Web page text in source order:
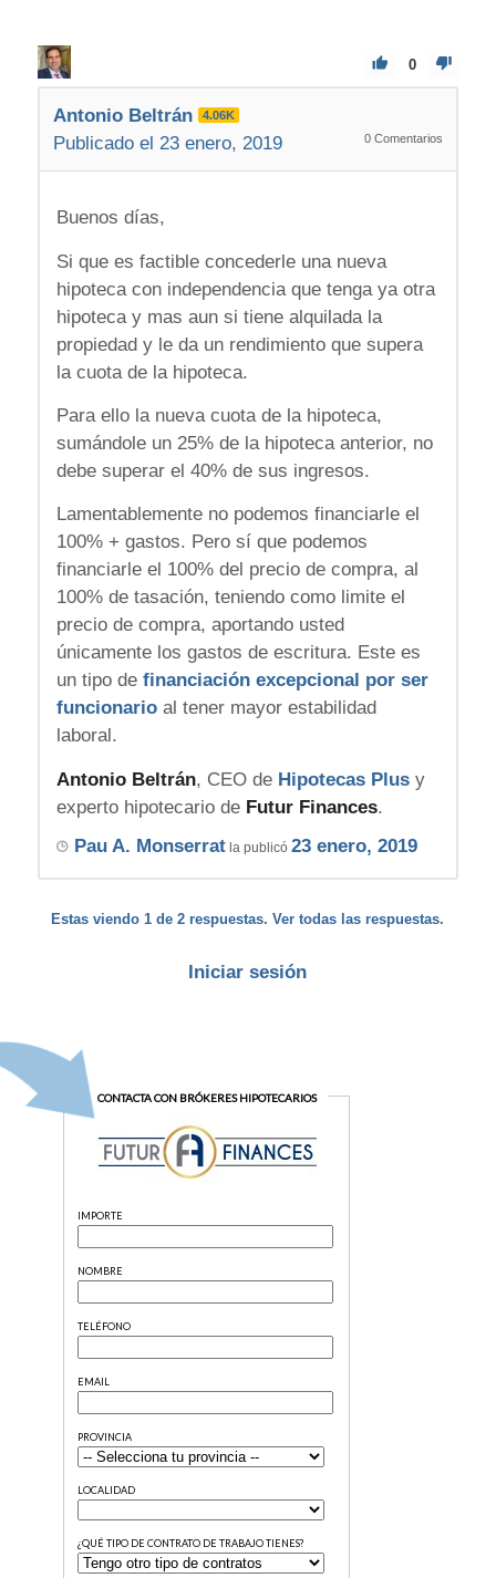
0
Antonio Beltrán 4.06K
Publicado el 23 enero, 2019 0 Comentarios
Buenos días,
Si que es factible concederle una nueva
hipoteca con independencia que tenga ya otra
hipoteca y mas aun si tiene alquilada la
propiedad y le da un rendimiento que supera
la cuota de la hipoteca.
Para ello la nueva cuota de la hipoteca,
sumándole un 25% de la hipoteca anterior, no
debe superar el 40% de sus ingresos.
Lamentablemente no podemos financiarle el
100% + gastos. Pero sí que podemos
financiarle el 100% del precio de compra, al
100% de tasación, teniendo como limite el
precio de compra, aportando usted
únicamente los gastos de escritura. Este es
un tipo de financiación excepcional por ser
funcionarioal tener mayor estabilidad
laboral.
Antonio Beltrán, CEO de Hipotecas Plusy
experto hipotecario de Futur Finances.
Pau A. Monserratla publicó 23 enero, 2019
Estas viendo 1 de 2 respuestas. Ver todas las respuestas.
Iniciar sesión